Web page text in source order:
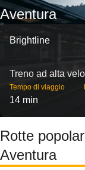
Aventura
Brightline
Treno ad alta
Tempo di viaggio
14 min
Rotte
Aventura